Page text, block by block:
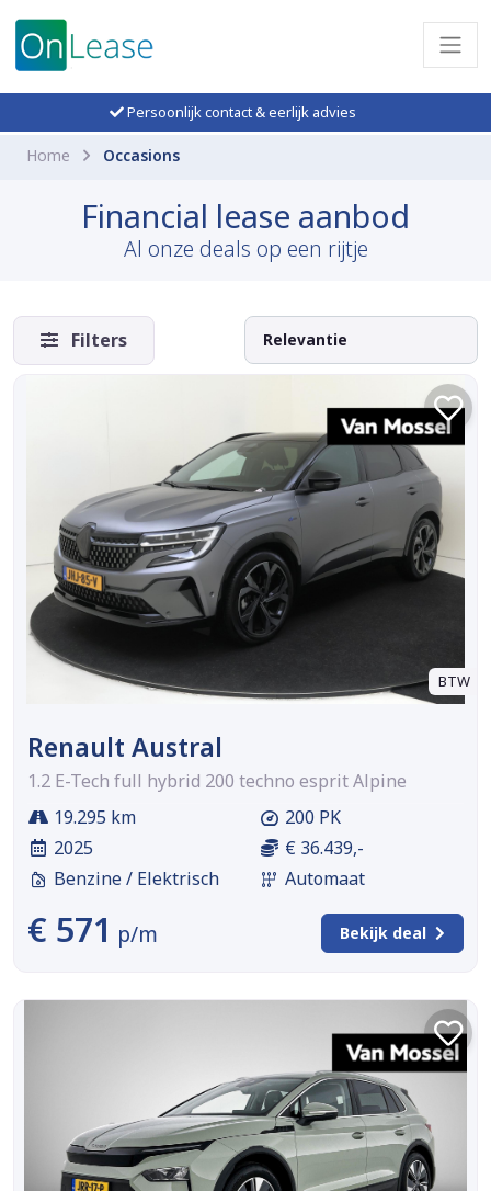
Persoonlijk contact & eerlijk advies
Home Occasions
Financial lease aanbod
Al onze deals op een rijtje
Filters
BTW
Renault Austral
1.2 E-Tech full hybrid 200 techno esprit Alpine
19.295 km
2025
Benzine / Elektrisch
200 PK
€ 36.439,-
Automaat
€ 571 p/m Bekijk deal